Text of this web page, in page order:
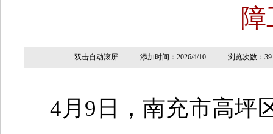
双击自动滚屏 添加时间：2026/4/10 浏览次数
4月9日，南充市高坪